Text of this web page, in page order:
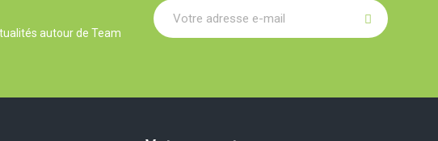
autour de Team